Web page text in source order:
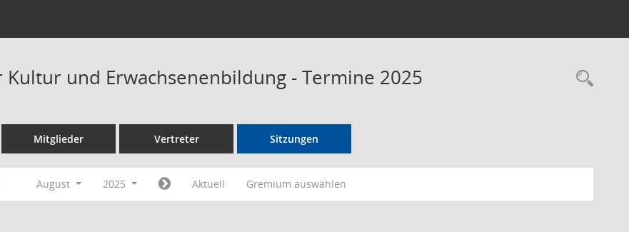
Kultur und Erwachsenenbildung - Termine 2025
Mitglieder Vertreter Sitzungen
August 2025 Aktuell Gremium auswählen